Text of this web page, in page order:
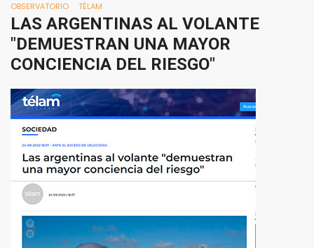
OBSERVATORIO TÉLAM
LAS ARGENTINAS AL VOLANTE
"DEMUESTRAN UNA MAYOR
CONCIENCIA DEL RIESGO"